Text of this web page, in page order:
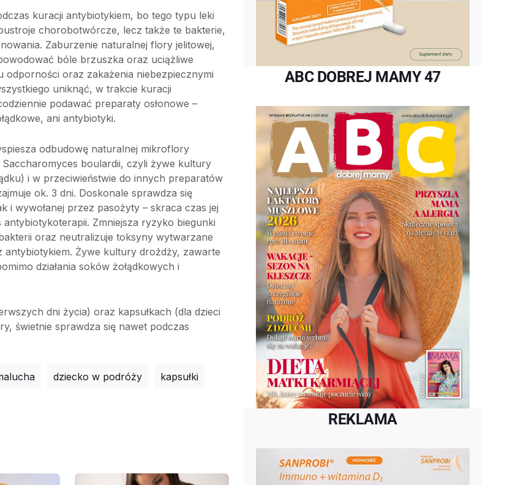
kuracji antybiotykiem, bo tego typu leki
chorobotwórcze, lecz także te bakterie,
Zaburzenie naturalnej flory jelitowej,
bóle brzuszka oraz uciążliwe
odporności oraz zakażenia niebezpiecznymi
uniknąć, w trakcie kuracji
podawać preparaty osłonowe –
ani antybiotyki.
odbudowę naturalnej mikroflory
boulardii, czyli żywe kultury
i w przeciwieństwie do innych preparatów
ok. 3 dni. Doskonale sprawdza się
i wywołanej przez pasożyty – skraca czas jej
Zmniejsza ryzyko biegunki
oraz neutralizuje toksyny wytwarzane
Żywe kultury drożdży, zawarte
działania soków żołądkowych i
dni życia) oraz kapsułkach (dla dzieci
świetnie sprawdza się nawet podczas
dziecko w podróży
kapsułki
ABC DOBREJ MAMY 47
REKLAMA